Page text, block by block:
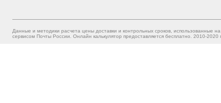
Данные и методики расчета цены доставки и контрольных сроков, использованные
сервисом Почты России. Онлайн калькулятор предоставляется бесплатно. 2010-2020